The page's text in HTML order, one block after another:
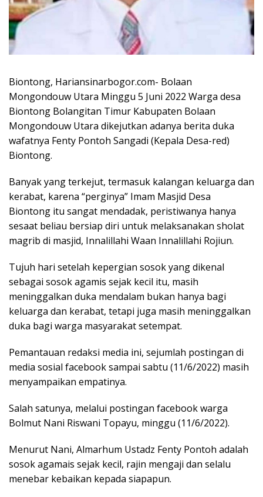
Biontong, Hariansinarbogor.com- Bolaan
Mongondouw Utara Minggu 5 Juni 2022 Warga desa
Biontong Bolangitan Timur Kabupaten Bolaan
Mongondouw Utara dikejutkan adanya berita duka
wafatnya Fenty Pontoh Sangadi (Kepala Desa-red)
Biontong.
Banyak yang terkejut, termasuk kalangan keluarga dan
kerabat, karena “perginya” Imam Masjid Desa
Biontong itu sangat mendadak, peristiwanya hanya
sesaat beliau bersiap diri untuk melaksanakan sholat
magrib di masjid, Innalillahi Waan Innalillahi Rojiun.
Tujuh hari setelah kepergian sosok yang dikenal
sebagai sosok agamis sejak kecil itu, masih
meninggalkan duka mendalam bukan hanya bagi
keluarga dan kerabat, tetapi juga masih meninggalkan
duka bagi warga masyarakat setempat.
Pemantauan redaksi media ini, sejumlah postingan di
media sosial facebook sampai sabtu (11/6/2022) masih
menyampaikan empatinya.
Salah satunya, melalui postingan facebook warga
Bolmut Nani Riswani Topayu, minggu (11/6/2022).
Menurut Nani, Almarhum Ustadz Fenty Pontoh adalah
sosok agamais sejak kecil, rajin mengaji dan selalu
menebar kebaikan kepada siapapun.